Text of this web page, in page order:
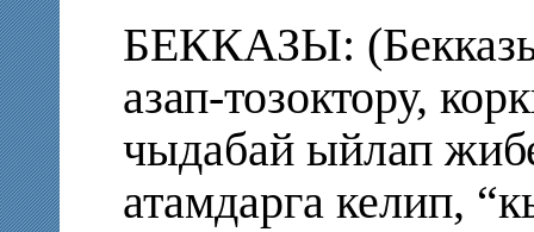
БЕККАЗЫ:
азап-тозоктору,
чыдабай ыйлап
атамдарга келип,